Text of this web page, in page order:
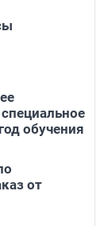
обучения
от